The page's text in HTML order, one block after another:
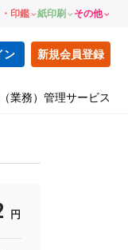
印鑑 紙印刷 その他
ン 新規会員登録
業務）管理サービス
円